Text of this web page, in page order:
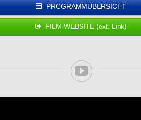
PROGRAMMÜBERSICHT
FILM-WEBSITE (ext. Link)